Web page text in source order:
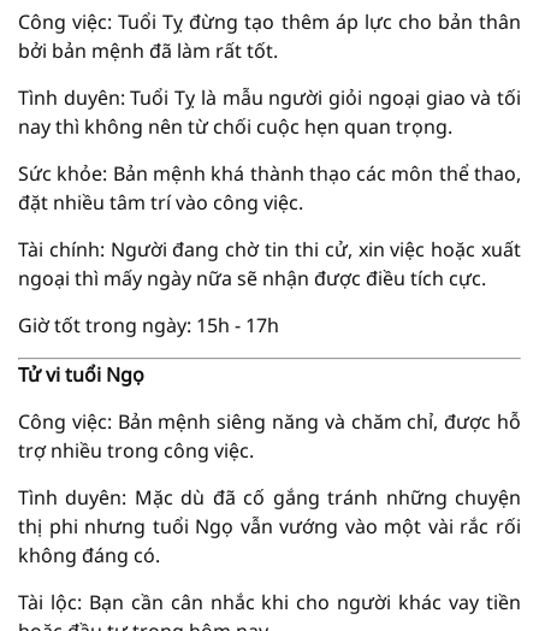
Công việc: Tuổi Tỵ đừng tạo thêm áp lực cho bản thân
bởi bản mệnh đã làm rất tốt.
Tình duyên: Tuổi Tỵ là mẫu người giỏi ngoại giao và tối
nay thì không nên từ chối cuộc hẹn quan trọng.
Sức khỏe: Bản mệnh khá thành thạo các môn thể thao,
đặt nhiều tâm trí vào công việc.
Tài chính: Người đang chờ tin thi cử, xin việc hoặc xuất
ngoại thì mấy ngày nữa sẽ nhận được điều tích cực.
Giờ tốt trong ngày: 15h - 17h
Tử vi tuổi Ngọ
Công việc: Bản mệnh siêng năng và chăm chỉ, được hỗ
trợ nhiều trong công việc.
Tình duyên: Mặc dù đã cố gắng tránh những chuyện
thị phi nhưng tuổi Ngọ vẫn vướng vào một vài rắc rối
không đáng có.
Tài lộc: Bạn cần cân nhắc khi cho người khác vay tiền